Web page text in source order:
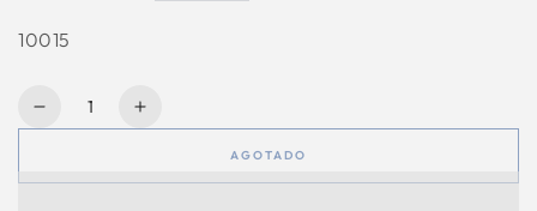
10015
Cantidad
Reducir
Aumentar
AGOTADO